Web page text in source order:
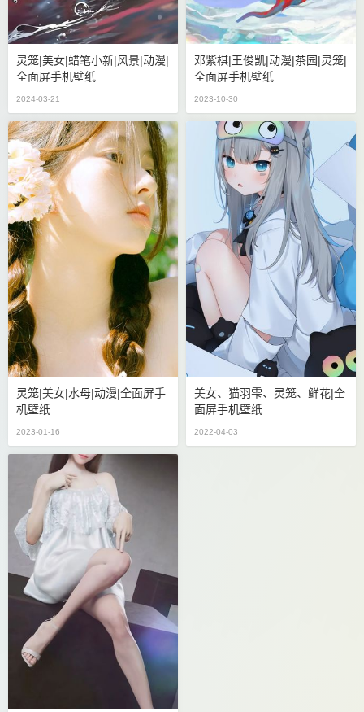
灵笼|美女|蜡笔小新|风景|动漫|
全面屏手机壁纸
2024-03-21
邓紫棋|王俊凯|动漫|茶园|灵笼|
全面屏手机壁纸
2023-10-30
灵笼|美女|水母|动漫|全面屏手
机壁纸
2023-01-16
美女、猫羽雫、灵笼、鲜花|全
面屏手机壁纸
2022-04-03